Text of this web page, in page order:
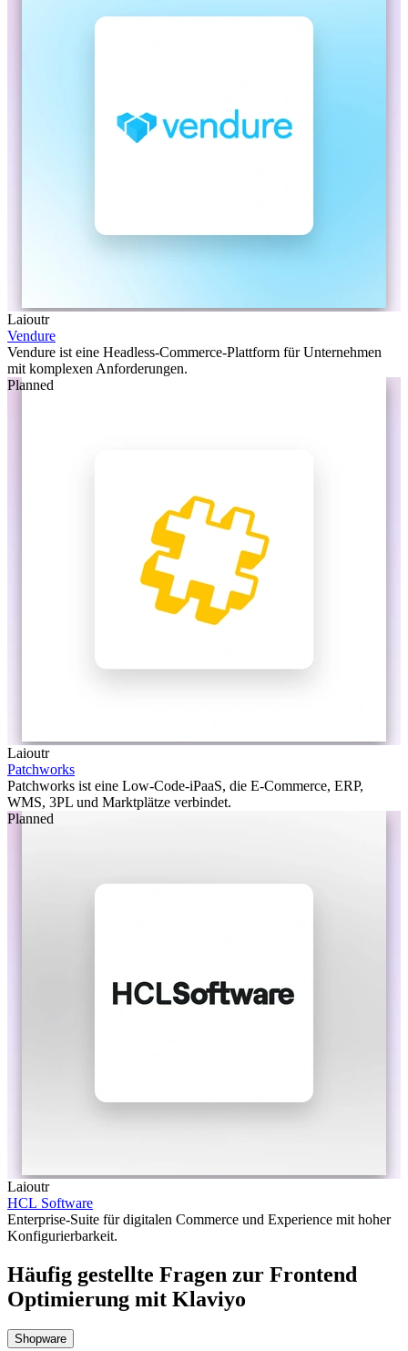
Laioutr
Vendure
Vendure ist eine Headless-Commerce-Plattform für Unternehmen
mit komplexen Anforderungen.
Planned
Laioutr
Patchworks
Patchworks ist eine Low-Code-iPaaS, die E-Commerce, ERP,
WMS, 3PL und Marktplätze verbindet.
Planned
Laioutr
HCL Software
Enterprise-Suite für digitalen Commerce und Experience mit hoher
Konfigurierbarkeit.
Häufig gestellte Fragen zur Frontend
Optimierung mit Klaviyo
Shopware